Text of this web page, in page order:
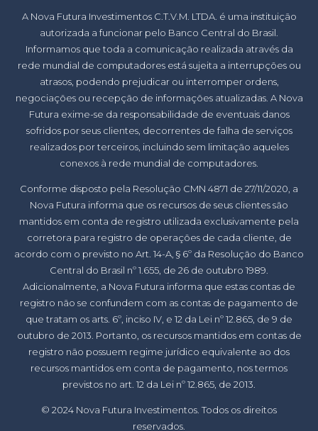
A Nova Futura Investimentos C.T.V.M. LTDA. é uma instituição
autorizada a funcionar pelo Banco Central do Brasil.
Informamos que toda a comunicação realizada através da
rede mundial de computadores está sujeita a interrupções ou
atrasos, podendo prejudicar ou interromper ordens,
negociações ou recepção de informações atualizadas. A Nova
Futura exime-se da responsabilidade de eventuais danos
sofridos por seus clientes, decorrentes de falha de serviços
realizados por terceiros, incluindo sem limitação aqueles
conexos à rede mundial de computadores.
Conforme disposto pela Resolução CMN 4871 de 27/11/2020, a
Nova Futura informa que os recursos de seus clientes são
mantidos em conta de registro utilizada exclusivamente pela
corretora para registro de operações de cada cliente, de
acordo com o previsto no Art. 14-A, § 6º da Resolução do Banco
Central do Brasil nº 1.655, de 26 de outubro 1989.
Adicionalmente, a Nova Futura informa que estas contas de
registro não se confundem com as contas de pagamento de
que tratam os arts. 6º, inciso IV, e 12 da Lei nº 12.865, de 9 de
outubro de 2013. Portanto, os recursos mantidos em contas de
registro não possuem regime jurídico equivalente ao dos
recursos mantidos em conta de pagamento, nos termos
previstos no art. 12 da Lei nº 12.865, de 2013.
© 2024 Nova Futura Investimentos. Todos os direitos
reservados.